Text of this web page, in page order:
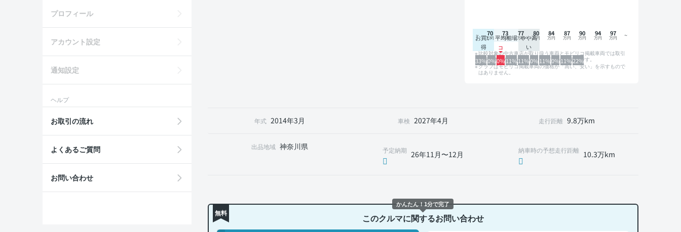
お買い
得
平均相場 やや高
い
33%0%0%11%11%0%11%0%11%22%
70 73 77 80 84 87 90 94 97
比較対象の中古車店が取り扱う車両とモビリコ掲載車両では取引
形態や条件が異なるため、グラフは参考情報です。
グラフはモビリコ掲載車両の価格が「高い、安い」を示すもので
はありません。
年式 2014年3月 車検 2027年4月 走行距離 9.8万km
出品地域 神奈川県 予定納期 26年11月〜12月 納車時の予想走行距離 10.3万km
無料 このクルマに関するお問い合わせ
プロフィール
アカウント設定
通知設定
ヘルプ
お取引の流れ
よくあるご質問
お問い合わせ
かんたん！1分で完了